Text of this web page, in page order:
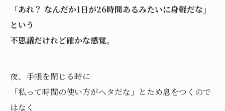
「あれ？ なんだか1日が26時間あるみたいに身軽だな」
という
不思議だけれど確かな感覚。
夜、手帳を閉じる時に
「私って時間の使い方がヘタだな」とため息をつくので
はなく